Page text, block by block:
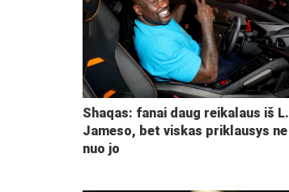
Shaqas: fanai daug reikalaus iš L.
Jameso, bet viskas priklausys ne
nuo jo